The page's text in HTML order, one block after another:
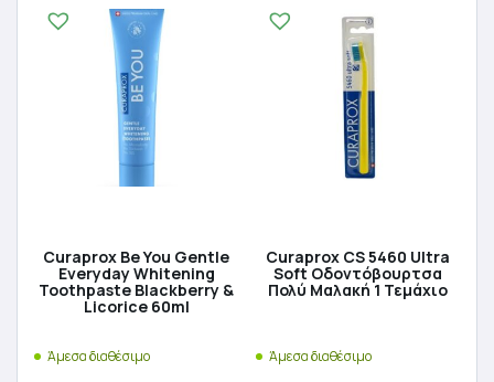
Curaprox Be You Gentle
Everyday Whitening
Toothpaste Blackberry &
Licorice 60ml
Άμεσα διαθέσιμο
Curaprox CS 5460 Ultra
Soft Οδοντόβουρτσα
Πολύ Μαλακή 1 Τεμάχιο
Άμεσα διαθέσιμο